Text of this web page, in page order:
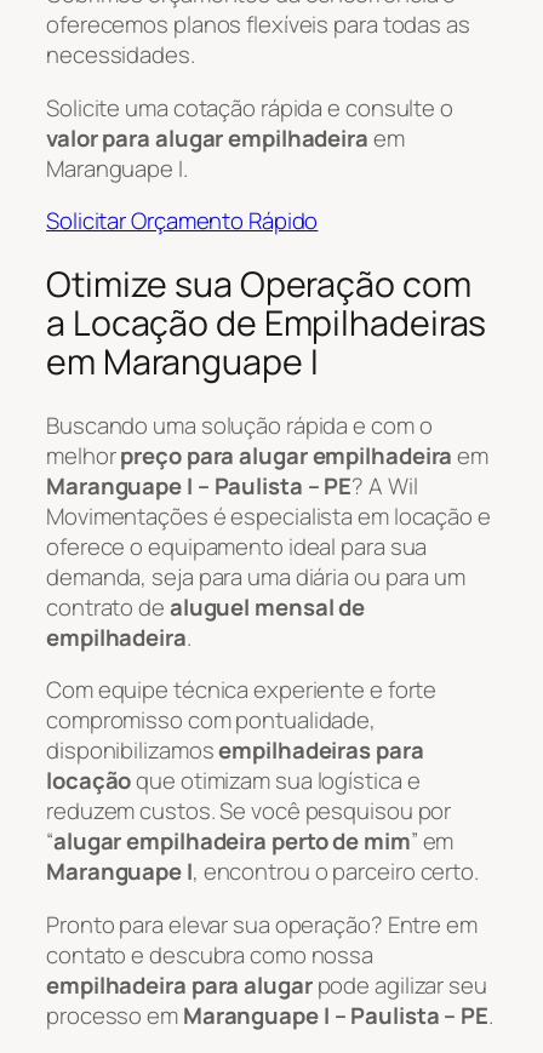
oferecemos planos flexíveis para todas as
necessidades.
Solicite uma cotação rápida e consulte o
valor para alugar empilhadeiraem
Maranguape I.
Solicitar Orçamento Rápido
Otimize sua Operação com
a Locação de Empilhadeiras
em Maranguape I
Buscando uma solução rápida e com o
melhorpreço para alugar empilhadeiraem
Maranguape I – Paulista – PE? A Wil
Movimentações é especialista em locação e
oferece o equipamento ideal para sua
demanda, seja para uma diária ou para um
contrato dealuguel mensal de
empilhadeira.
Com equipe técnica experiente e forte
compromisso com pontualidade,
disponibilizamosempilhadeiras para
locaçãoque otimizam sua logística e
reduzem custos. Se você pesquisou por
“alugar empilhadeira perto de mim” em
Maranguape I, encontrou o parceiro certo.
Pronto para elevar sua operação? Entre em
contato e descubra como nossa
empilhadeira para alugarpode agilizar seu
processo emMaranguape I – Paulista – PE.